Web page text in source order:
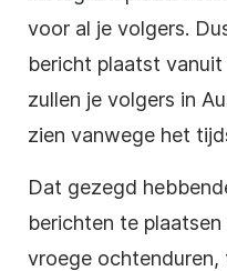
voor al je volgers.
bericht plaatst
zullen je volgers in
zien vanwege het
Dat gezegd
berichten te
vroege ochtenduren,